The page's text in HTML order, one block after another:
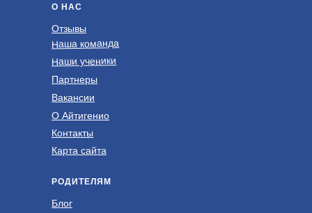
РОДИТЕЛЯМ
Блог
О НАС
Отзывы
Наша команда
Наши ученики
Партнеры
Вакансии
О Айтигенио
Контакты
Карта сайта